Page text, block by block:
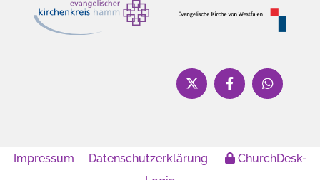
Impressum Datenschutzerklärung
ChurchDesk-